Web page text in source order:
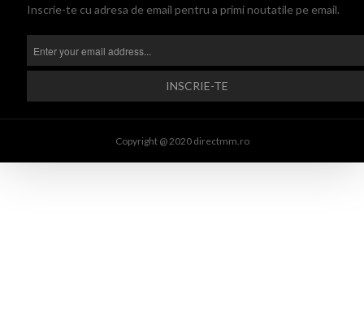
Inscrie-te cu adresa de email pentru a primi noutatile pe email.
Copyright @ 2020 directmm.ro